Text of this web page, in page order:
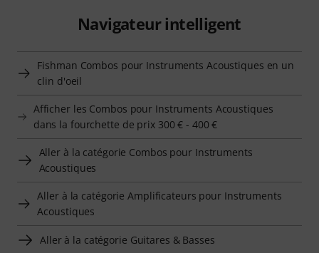
Navigateur intelligent
Fishman Combos pour Instruments Acoustiques en un
clin d'oeil
Afficher les Combos pour Instruments Acoustiques
dans la fourchette de prix 300 € - 400 €
Aller à la catégorie Combos pour Instruments
Acoustiques
Aller à la catégorie Amplificateurs pour Instruments
Acoustiques
Aller à la catégorie Guitares & Basses